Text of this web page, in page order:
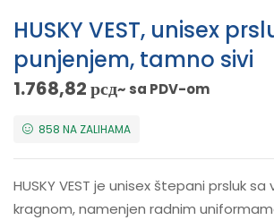
HUSKY VEST, unisex
punjenjem, tamno sivi
1.768,82рсд~ sa PDV-om
858 NA ZALIHAMA
HUSKY VEST je unisex štepani prsluk sa
kragnom, namenjen radnim